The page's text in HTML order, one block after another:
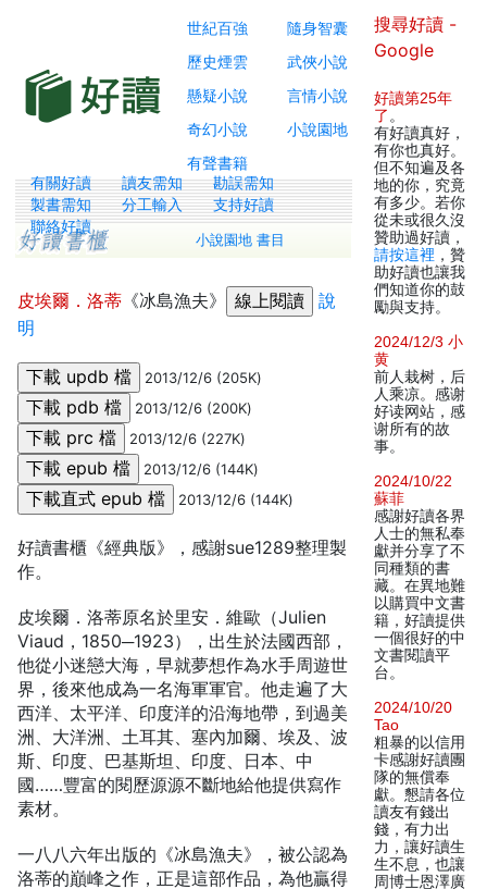
世紀百強
隨身智囊
歷史煙雲
武俠小說
懸疑小說
言情小說
奇幻小說
小說園地
有聲書籍
有關好讀 讀友需知
勘誤需知
製書需知
分工輸入
支持好讀
聯絡好讀
小說園地 書目
皮埃爾．洛蒂 《冰島漁夫》
說
明
2013/12/6 (205K)
2013/12/6 (200K)
2013/12/6 (227K)
2013/12/6 (144K)
2013/12/6 (144K)
好讀書櫃《經典版》，感謝sue1289整理製
作。
皮埃爾．洛蒂原名於里安．維歐（Julien
Viaud，1850─1923），出生於法國西部，
他從小迷戀大海，早就夢想作為水手周遊世
界，後來他成為一名海軍軍官。他走遍了大
西洋、太平洋、印度洋的沿海地帶，到過美
洲、大洋洲、土耳其、塞內加爾、埃及、波
斯、印度、巴基斯坦、印度、日本、中
國……豐富的閱歷源源不斷地給他提供寫作
素材。
一八八六年出版的《冰島漁夫》，被公認為
洛蒂的巔峰之作，正是這部作品，為他贏得
搜尋好讀 -
Google
好讀第25年
了 。
有好讀真好，
有你也真好。
但不知遍及各
地的你，究竟
有多少。若你
從未或很久沒
贊助過好讀，
請按這裡 ，贊
助好讀也讓我
們知道你的鼓
勵與支持。
2024/12/3 小
黄
前人栽树，后
人乘凉。感谢
好读网站，感
谢所有的故
事。
2024/10/22
蘇菲
感謝好讀各界
人士的無私奉
獻并分享了不
同種類的書
藏。在異地難
以購買中文書
籍，好讀提供
一個很好的中
文書閱讀平
台。
2024/10/20
Tao
粗暴的以信用
卡感謝好讀團
隊的無償奉
獻。懇請各位
讀友有錢出
錢，有力出
力，讓好讀生
生不息，也讓
周博士恩澤廣